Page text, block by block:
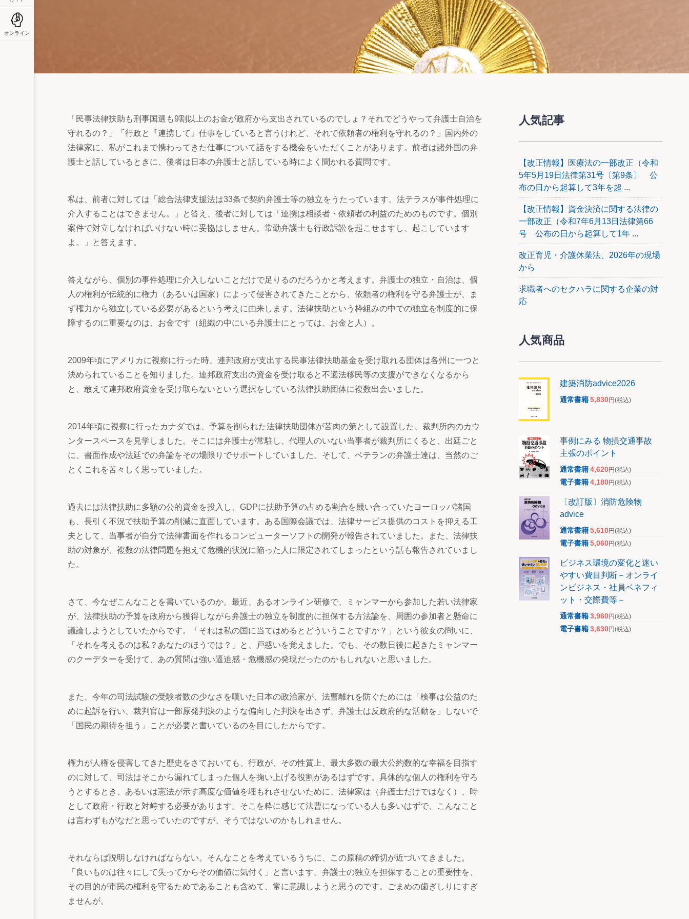
オンライン
「民事法律扶助も刑事国選も9割以上のお金が政府から支出されているのでしょ？それでどうやって弁護士自治を
守れるの？」「行政と『連携して』仕事をしていると言うけれど、それで依頼者の権利を守れるの？」国内外の
法律家に、私がこれまで携わってきた仕事について話をする機会をいただくことがあります。前者は諸外国の弁
護士と話しているときに、後者は日本の弁護士と話している時によく聞かれる質問です。
私は、前者に対しては「総合法律支援法は33条で契約弁護士等の独立をうたっています。法テラスが事件処理に
介入することはできません。」と答え、後者に対しては「連携は相談者・依頼者の利益のためのものです。個別
案件で対立しなければいけない時に妥協はしません。常勤弁護士も行政訴訟を起こせますし、起こしています
よ。」と答えます。
答えながら、個別の事件処理に介入しないことだけで足りるのだろうかと考えます。弁護士の独立・自治は、個
人の権利が伝統的に権力（あるいは国家）によって侵害されてきたことから、依頼者の権利を守る弁護士が、ま
ず権力から独立している必要があるという考えに由来します。法律扶助という枠組みの中での独立を制度的に保
障するのに重要なのは、お金です（組織の中にいる弁護士にとっては、お金と人）。
2009年頃にアメリカに視察に行った時、連邦政府が支出する民事法律扶助基金を受け取れる団体は各州に一つと
決められていることを知りました。連邦政府支出の資金を受け取ると不適法移民等の支援ができなくなるから
と、敢えて連邦政府資金を受け取らないという選択をしている法律扶助団体に複数出会いました。
2014年頃に視察に行ったカナダでは、予算を削られた法律扶助団体が苦肉の策として設置した、裁判所内のカウ
ンタースペースを見学しました。そこには弁護士が常駐し、代理人のいない当事者が裁判所にくると、出廷ごと
に、書面作成や法廷での弁論をその場限りでサポートしていました。そして、ベテランの弁護士達は、当然のご
とくこれを苦々しく思っていました。
過去には法律扶助に多額の公的資金を投入し、GDPに扶助予算の占める割合を競い合っていたヨーロッパ諸国
も、長引く不況で扶助予算の削減に直面しています。ある国際会議では、法律サービス提供のコストを抑える工
夫として、当事者が自分で法律書面を作れるコンピューターソフトの開発が報告されていました。また、法律扶
助の対象が、複数の法律問題を抱えて危機的状況に陥った人に限定されてしまったという話も報告されていまし
た。
さて、今なぜこんなことを書いているのか。最近、あるオンライン研修で、ミャンマーから参加した若い法律家
が、法律扶助の予算を政府から獲得しながら弁護士の独立を制度的に担保する方法論を、周囲の参加者と懸命に
議論しようとしていたからです。「それは私の国に当てはめるとどういうことですか？」という彼女の問いに、
「それを考えるのは私？あなたのほうでは？」と、戸惑いを覚えました。でも、その数日後に起きたミャンマー
のクーデターを受けて、あの質問は強い逼迫感・危機感の発現だったのかもしれないと思いました。
また、今年の司法試験の受験者数の少なさを嘆いた日本の政治家が、法曹離れを防ぐためには「検事は公益のた
めに起訴を行い、裁判官は一部原発判決のような偏向した判決を出さず、弁護士は反政府的な活動を」しないで
「国民の期待を担う」ことが必要と書いているのを目にしたからです。
権力が人権を侵害してきた歴史をさておいても、行政が、その性質上、最大多数の最大公約数的な幸福を目指す
のに対して、司法はそこから漏れてしまった個人を掬い上げる役割があるはずです。具体的な個人の権利を守ろ
うとするとき、あるいは憲法が示す高度な価値を埋もれさせないために、法律家は（弁護士だけではなく）、時
として政府・行政と対峙する必要があります。そこを粋に感じて法曹になっている人も多いはずで、こんなこと
は言わずもがなだと思っていたのですが、そうではないのかもしれません。
それならば説明しなければならない。そんなことを考えているうちに、この原稿の締切が近づいてきました。
「良いものは往々にして失ってからその価値に気付く」と言います。弁護士の独立を担保することの重要性を、
その目的が市民の権利を守るためであることも含めて、常に意識しようと思うのです。ごまめの歯ぎしりにすぎ
ませんが。
人気記事
【改正情報】医療法の一部改正（令和
5年5月19日法律第31号〔第9条〕 公
布の日から起算して3年を超 ...
【改正情報】資金決済に関する法律の
一部改正（令和7年6月13日法律第66
号 公布の日から起算して1年 ...
改正育児・介護休業法、2026年の現場
から
求職者へのセクハラに関する企業の対
応
人気商品
建築消防advice2026
通常書籍5,830円(税込)
事例にみる 物損交通事故
主張のポイント
通常書籍4,620円(税込)
電子書籍4,180円(税込)
〔改訂版〕消防危険物
advice
通常書籍5,610円(税込)
電子書籍5,060円(税込)
ビジネス環境の変化と迷い
やすい費目判断－オンライ
ンビジネス・社員ベネフィ
ット・交際費等－
通常書籍3,960円(税込)
電子書籍3,630円(税込)